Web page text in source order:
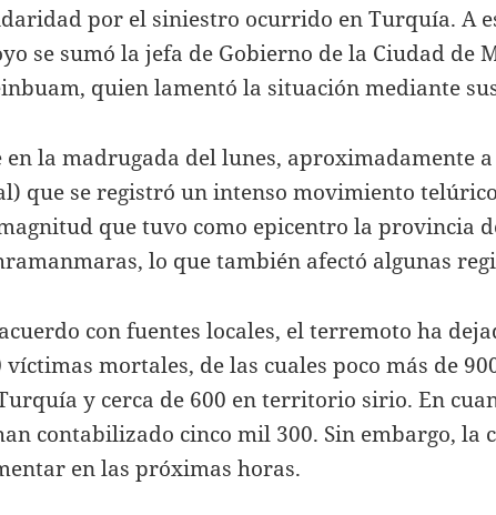
por el siniestro ocurrido en Turquía. A
se sumó la jefa de Gobierno de la Ciudad de
quien lamentó la situación mediante
en la madrugada del lunes, aproximadamente
que se registró un intenso movimiento
que tuvo como epicentro la provincia
lo que también afectó algunas
con fuentes locales, el terremoto ha
víctimas mortales, de las cuales poco más de
y cerca de 600 en territorio sirio. En
contabilizado cinco mil 300. Sin embargo, la
en las próximas horas.